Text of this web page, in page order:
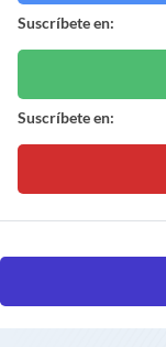
Suscríbete en:
Suscríbete en: